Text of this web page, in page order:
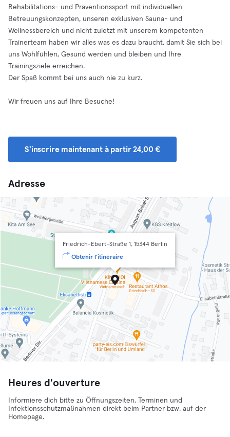
Rehabilitations- und Präventionssport mit individuellen
Betreuungskonzepten, unseren exklusiven Sauna- und
Wellnessbereich und nicht zuletzt mit unserem kompetenten
Trainerteam haben wir alles was es dazu braucht, damit Sie sich bei
uns Wohlfühlen, Gesund werden und bleiben und Ihre
Trainingsziele erreichen.
Der Spaß kommt bei uns auch nie zu kurz.
Wir freuen uns auf Ihre Besuche!
S'inscrire maintenant à partir 24,00 €
Adresse
Friedrich-Ebert-Straße 1, 15344 Berlin
Obtenir l'itinéraire
Heures d'ouverture
Informiere dich bitte zu Öffnungszeiten, Terminen und
Infektionsschutzmaßnahmen direkt beim Partner bzw. auf der
Homepage.